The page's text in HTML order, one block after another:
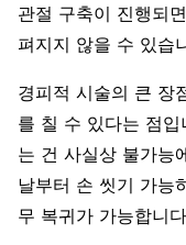
관절 구축이 진행되
펴지지 않을 수 있습
경피적 시술의 큰 장
를 칠 수 있다는 점
는 건 사실상 불가능
날부터 손 씻기 가능
무 복귀가 가능합니